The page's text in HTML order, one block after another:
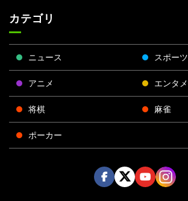
カテゴリ
ニュース スポーツ
アニメ エンタメ
将棋 麻雀
ポーカー